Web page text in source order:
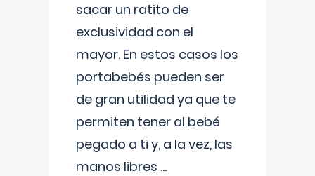
sacar un ratito de
exclusividad con el
mayor. En estos casos los
portabebés pueden ser
de gran utilidad ya que te
permiten tener al bebé
pegado a ti y, a la vez, las
manos libres ...